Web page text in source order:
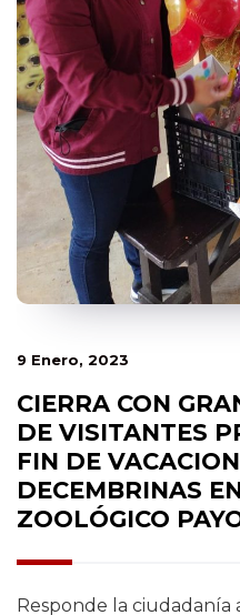
9 Enero, 2023
CIERRA CON
DE VISITANTES
FIN DE
DECEMBRINAS
ZOOLÓGICO
Responde la